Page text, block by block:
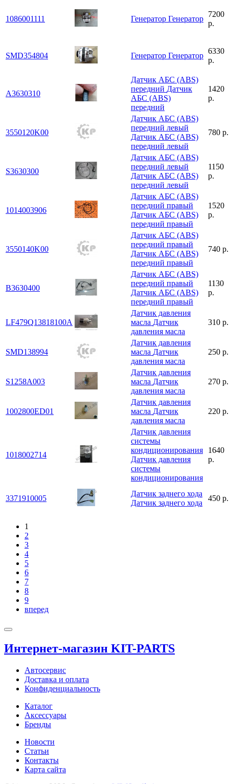
1086001111 Генератор Генератор
7200
р.
SMD354804 Генератор Генератор
6330
р.
A3630310
Датчик АБС (ABS)
передний Датчик
АБС (ABS)
передний
1420
р.
3550120K00
Датчик АБС (ABS)
передний левый
Датчик АБС (ABS)
передний левый
780 р.
S3630300
Датчик АБС (ABS)
передний левый
Датчик АБС (ABS)
передний левый
1150
р.
1014003906
Датчик АБС (ABS)
передний правый
Датчик АБС (ABS)
передний правый
1520
р.
3550140K00
Датчик АБС (ABS)
передний правый
Датчик АБС (ABS)
передний правый
740 р.
B3630400
Датчик АБС (ABS)
передний правый
Датчик АБС (ABS)
передний правый
1130
р.
LF479Q13818100A
Датчик давления
масла Датчик
давления масла
310 р.
SMD138994
Датчик давления
масла Датчик
давления масла
250 р.
S1258A003
Датчик давления
масла Датчик
давления масла
270 р.
1002800ED01
Датчик давления
масла Датчик
давления масла
220 р.
1018002714
Датчик давления
системы
кондиционирования
Датчик давления
системы
кондиционирования
1640
р.
3371910005
Датчик заднего хода
Датчик заднего хода
450 р.
1
2
3
4
5
6
7
8
9
вперед
Интернет-магазин KIT-PARTS
Автосервис
Доставка и оплата
Конфиденциальность
Каталог
Аксессуары
Бренды
Новости
Статьи
Контакты
Карта сайта